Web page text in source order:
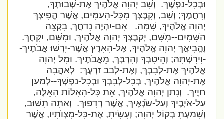
וּבְכָל-נַפְשֶׁךָ. וְשָׁב יְהוָה אֱלֹהֶיךָ אֶת-שְׁבוּתְךָ,
וְרִחֲמֶךָ; וְשָׁב, וְקִבֶּצְךָ מִכָּל-הָעַמִּים, אֲשֶׁר הֱפִיצְךָ
יְהוָה אֱלֹהֶיךָ, שָׁמָּה.
אִם-יִהְיֶה נִדַּחֲךָ, בִּקְצֵה
הַשָּׁמָיִם--מִשָּׁם, יְקַבֶּצְךָ יְהוָה אֱלֹהֶיךָ, וּמִשָּׁם, יִקָּחֶךָ.
וֶהֱבִיאֲךָ יְהוָה אֱלֹהֶיךָ, אֶל-הָאָרֶץ אֲשֶׁר-יָרְשׁוּ אֲבֹתֶיךָ-
-וִירִשְׁתָּהּ; וְהֵיטִבְךָ וְהִרְבְּךָ, מֵאֲבֹתֶיךָ. וּמָל יְהוָה
אֱלֹהֶיךָ אֶת-לְבָבְךָ, וְאֶת-לְבַב זַרְעֶךָ: לְאַהֲבָה
אֶת-יְהוָה אֱלֹהֶיךָ, בְּכָל-לְבָבְךָ וּבְכָל-נַפְשְׁךָ--לְמַעַן
חַיֶּיךָ. וְנָתַן יְהוָה אֱלֹהֶיךָ, אֵת כָּל-הָאָלוֹת הָאֵלֶּה,
עַל-אֹיְבֶיךָ וְעַל-שֹׂנְאֶיךָ, אֲשֶׁר רְדָפוּךָ. וְאַתָּה תָשׁוּב,
וְשָׁמַעְתָּ בְּקוֹל יְהוָה; וְעָשִׂיתָ, אֶת-כָּל-מִצְוֺתָיו, אֲשֶׁר